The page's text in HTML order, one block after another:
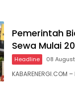
Pemerintah
Sewa Mulai
Headline 08